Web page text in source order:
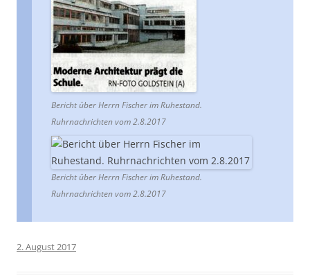
Bericht über Herrn Fischer im Ruhestand.
Ruhrnachrichten vom 2.8.2017
Bericht über Herrn Fischer im Ruhestand.
Ruhrnachrichten vom 2.8.2017
2. August 2017